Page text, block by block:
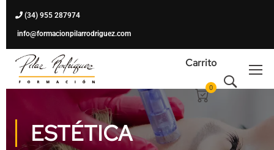
(34) 955 287974
info@formacionpilarrodriguez.com
Carrito
0
ESTÉTICA